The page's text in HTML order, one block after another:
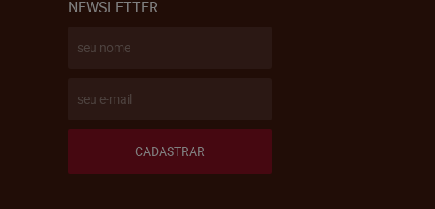
NEWSLETTER
CADASTRAR